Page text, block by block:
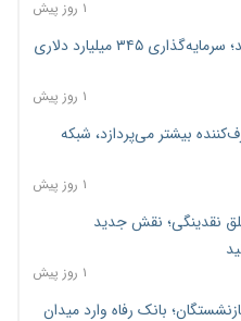
۱ روز پیش
جنگ کریدورها وارد فاز جدید شد؛ سرمایه‌گذاری ۳۴۵ میلیارد دلاری
۱ روز پیش
بیشتر می‌پردازد، شبکه
۱ روز پیش
نقدینگی؛ نقش جدید
۱ روز پیش
بازنشستگان؛ بانک رفاه وارد میدان